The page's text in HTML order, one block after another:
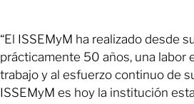
“El ISSEMyM ha realizado desde
prácticamente 50 años, una labor
trabajo y al esfuerzo continuo de
ISSEMyM es hoy la institución